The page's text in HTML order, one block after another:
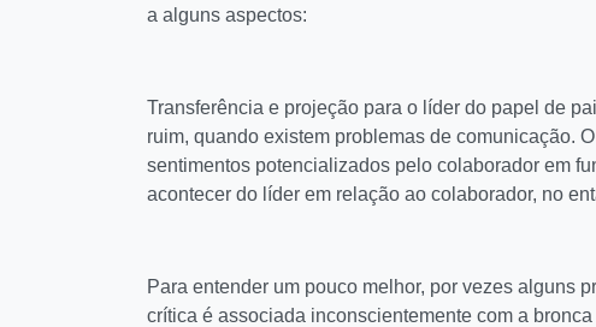
a alguns aspectos:
Transferência e projeção para o líder do papel de
ruim, quando existem problemas de comunicação.
sentimentos potencializados pelo colaborador em
acontecer do líder em relação ao colaborador, no
Para entender um pouco melhor, por vezes alguns
crítica é associada inconscientemente com a